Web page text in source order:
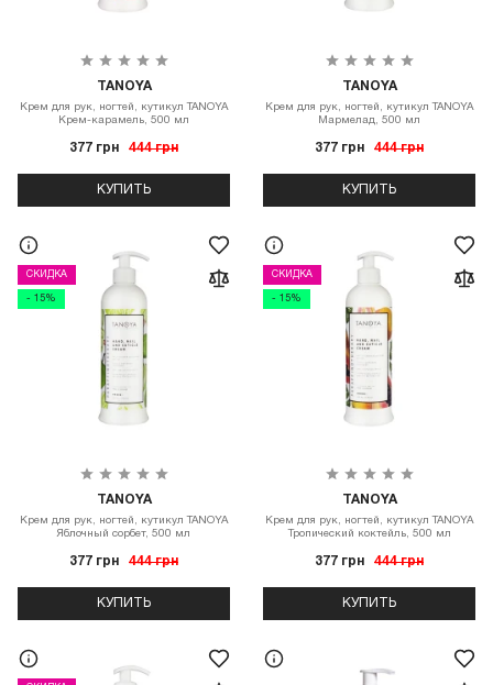
TANOYA
Крем для рук, ногтей, кутикул TANOYA
Крем-карамель, 500 мл
377 грн 444 грн
КУПИТЬ
TANOYA
Крем для рук, ногтей, кутикул TANOYA
Мармелад, 500 мл
377 грн 444 грн
КУПИТЬ
СКИДКА
- 15%
TANOYA
Крем для рук, ногтей, кутикул TANOYA
Яблочный сорбет, 500 мл
377 грн 444 грн
КУПИТЬ
СКИДКА
- 15%
TANOYA
Крем для рук, ногтей, кутикул TANOYA
Тропический коктейль, 500 мл
377 грн 444 грн
КУПИТЬ